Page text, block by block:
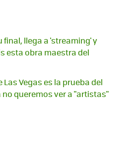
final, llega a 'streaming' y
esta obra maestra del
Las Vegas es la prueba del
queremos ver a "artistas"